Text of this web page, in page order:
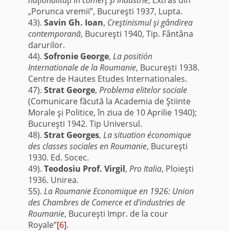
„Porunca vremii”, Bucureşti 1937, Lupta.
43). Savin Gh. Ioan, Creştinismul şi gândirea
contemporană, Bucureşti 1940, Tip. Fântâna
darurilor.
44). Sofronie George, La positión
Internationale de la Roumanie, Bucureşti 1938.
Centre de Hautes Etudes Internationales.
47). Strat George, Problema elitelor sociale
(Comunicare făcută la Academia de Ştiinte
Morale şi Politice, în ziua de 10 Aprilie 1940);
Bucureşti 1942. Tip Universul.
48). Strat Georges, La situation économique
des classes sociales en Roumanie, Bucureşti
1930. Ed. Socec.
49). Teodosiu Prof. Virgil, Pro Italia, Ploieşti
1936. Unirea.
55). La Roumanie Economique en 1926: Union
des Chambres de Comerce et d’industries de
Roumanie, Bucureşti Impr. de la cour
Royale”[6].